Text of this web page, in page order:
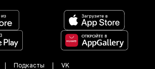
Подкасты VK